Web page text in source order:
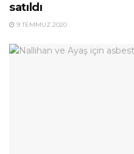
satıldı
9 TEMMUZ 2020